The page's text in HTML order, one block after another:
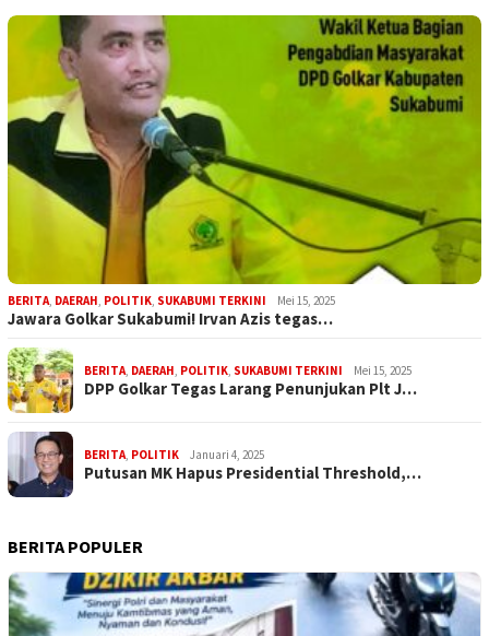
BERITA, DAERAH, POLITIK, SUKABUMI TERKINI Mei 15, 2025
Jawara Golkar Sukabumi! Irvan Azis tegas…
BERITA, DAERAH, POLITIK, SUKABUMI TERKINI Mei 15, 2025
DPP Golkar Tegas Larang Penunjukan Plt J…
BERITA, POLITIK Januari 4, 2025
Putusan MK Hapus Presidential Threshold,…
BERITA POPULER